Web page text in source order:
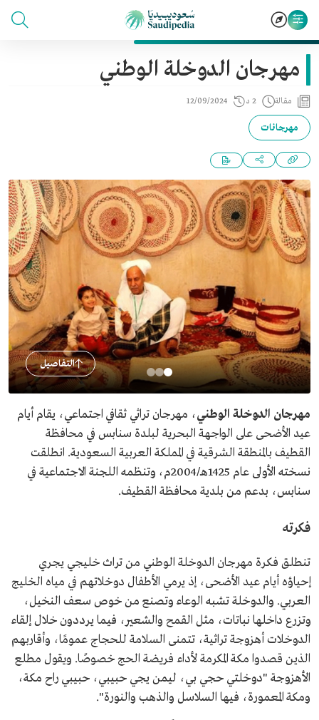
مهرجان الدوخلة الوطني
مقالة 2 د 12/09/2024
مهرجانات
التفاصيل
مهرجان الدوخلة الوطني، مهرجان تراثي ثقافي اجتماعي، يقام أيام
عيد الأضحى على الواجهة البحرية لبلدة سنابس في محافظة
القطيف بالمنطقة الشرقية في المملكة العربية السعودية. انطلقت
نسخته الأولى عام 1425هـ/2004م، وتنظمه اللجنة الاجتماعية في
سنابس، بدعم من بلدية محافظة القطيف.
فكرته
تنطلق فكرة مهرجان الدوخلة الوطني من تراث خليجي يجري
إحياؤه أيام عيد الأضحى، إذ يرمي الأطفال دوخلاتهم في مياه الخليج
العربي. والدوخلة تشبه الوعاء وتصنع من خوص سعف النخيل،
وتزرع داخلها نباتات، مثل القمح والشعير، فيما يرددون خلال إلقاء
الدوخلات أهزوجة تراثية، تتمنى السلامة للحجاج عمومًا، وأقاربهم
الذين قصدوا مكة المكرمة لأداء فريضة الحج خصوصًا. ويقول مطلع
الأهزوجة "دوخلتي حجي بي، ليمن يجي حبيبي، حبيبي راح مكة،
ومكة المعمورة، فيها السلاسل والذهب والنورة".